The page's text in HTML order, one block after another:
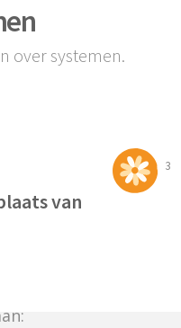
over systemen.
3
van